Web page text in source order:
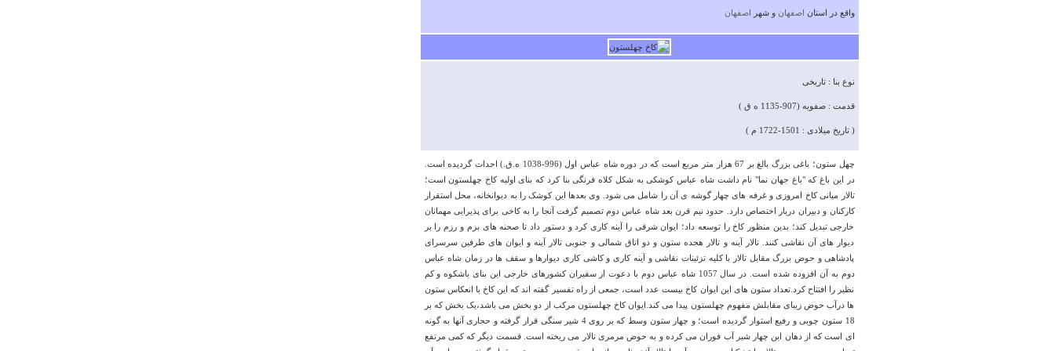
خیلی زیبا ومردم مهمان نوازی داردحتمی بازدیدکنید
کاظمی
يكشنبه ۱۶ اسفند ۱۳۹۴ ساعت ۰۵:۳۳:۳۵
غار سوراخ گاو
واقع در استان اصفهان و شهر اصفهان
نوع بنا : تاریخی
قدمت : صفویه (907-1135 ه ق )
( تاریخ میلادی : 1501-1722 م )
چهل ستون؛ باغی بزرگ بالغ بر 67 هزار متر مربع است که در دوره شاه‏ عباس اول (996-1038 ه.ق.) احداث گردیده است.
در این باغ که "باغ جهان نما" نام داشت شاه عباس کوشکی به شکل کلاه فرنگی بنا کرد که بنای اولیه کاخ چهلستون است؛
تالار میانی کاخ امروزی و غرفه های چهار گوشه ی آن را شامل می شود. وی بعدها این کوشک را به دیوانخانه، محل استقرار
کارکنان و دبیران دربار اختصاص دارد. حدود نیم قرن بعد شاه عباس دوم تصمیم گرفت آنجا را به کاخی برای پذیرایی مهمانان
خارجی تبدیل کند؛ بدین منظور کاخ را توسعه داد؛ ایوان شرقی را آینه کاری کرد و دستور داد تا صحنه های بزم و رزم را بر
دیوار های آن نقاشی کنند. تالار آینه و تالار هجده ستون و دو اتاق شمالی و جنوبی تالار آینه و ایوان های طرفین سرسرای
پادشاهی و حوض بزرگ مقابل تالار با كلیه تزئینات نقاشی و آینه كاری و كاشی كاری دیوارها و سقف ها در زمان شاه عباس
دوم به آن افزوده شده است. در سال 1057 شاه عباس دوم با دعوت از سفیران کشورهای خارجی این بنای باشکوه و کم
نظیر را افتتاح کرد.تعداد ستون های این ایوان کاخ بیست عدد است، جمعی از راه تفسیر گفته اند که این کاخ با انعکاس ستون
ها درآب حوض زیبای مقابلش مفهوم چهلستون پیدا می کند.ایوان کاخ چهلستون مرکب از دو بخش می باشد،یک بخش که بر
18 ستون چوبی و رفیع استوار گردیده است؛ و چهار ستون وسط که بر روی 4 شیر سنگی قرار گرفته و حجاری آنها به گونه
ای است که از دهان این چهار شیر آب فوران می کرده و به حوض مرمری تالار می ریخته است. قسمت دیگر که کمی مرتفع